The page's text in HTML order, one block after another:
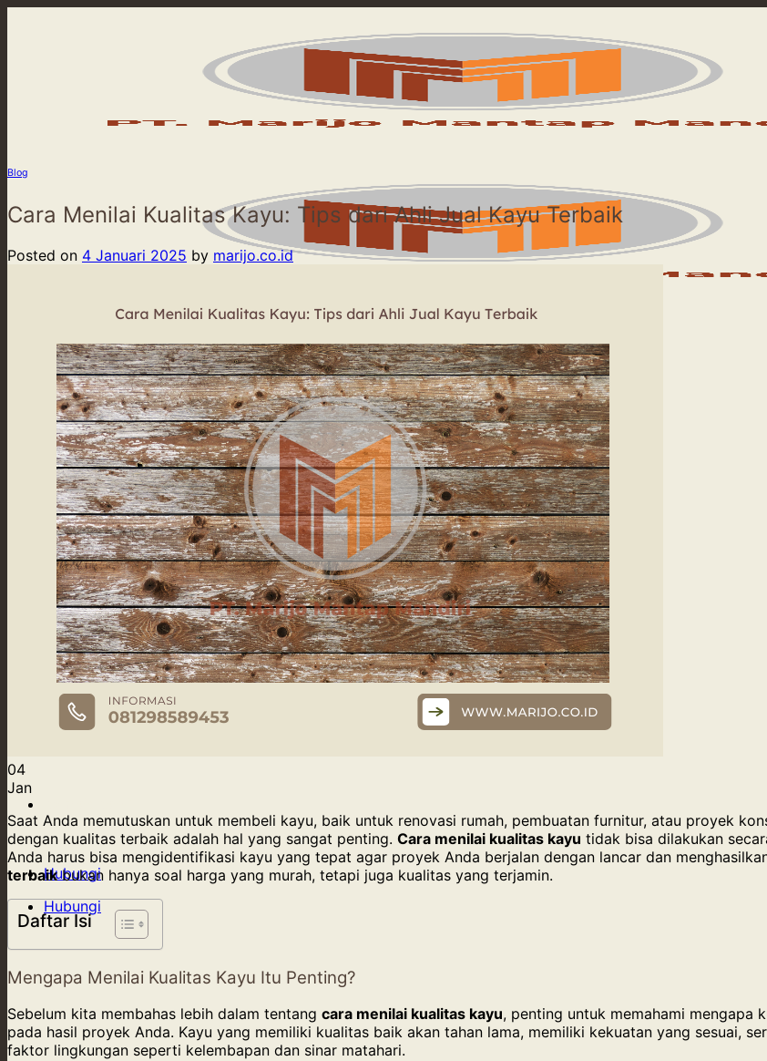
Beranda
Product
Our Service
Our Supply
Tentang Kami
Blog
Hubungi
Hubungi
Blog
Cara Menilai Kualitas Kayu: Tips dari Ahli Jual Kayu Terbaik
Posted on 4 Januari 2025 by marijo.co.id
04
Jan
Saat Anda memutuskan untuk membeli kayu, baik untuk renovasi rumah, pembuatan furnitur, atau proyek
dengan kualitas terbaik adalah hal yang sangat penting. Cara menilai kualitas kayu tidak bisa dilakukan
Anda harus bisa mengidentifikasi kayu yang tepat agar proyek Anda berjalan dengan lancar dan
terbaikbukan hanya soal harga yang murah, tetapi juga kualitas yang terjamin.
Daftar Isi
Mengapa Menilai Kualitas Kayu Itu Penting?
Sebelum kita membahas lebih dalam tentang cara menilai kualitas kayu, penting untuk memahami mengapa
pada hasil proyek Anda. Kayu yang memiliki kualitas baik akan tahan lama, memiliki kekuatan yang sesuai,
faktor lingkungan seperti kelembapan dan sinar matahari.